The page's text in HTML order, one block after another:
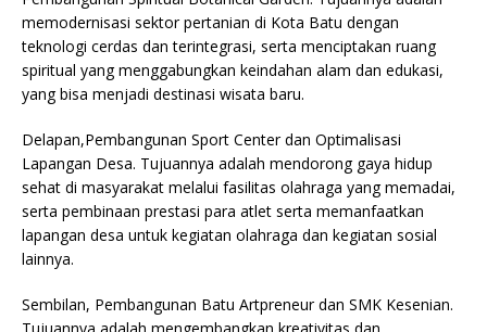
memodernisasi sektor pertanian di Kota Batu dengan
teknologi cerdas dan terintegrasi, serta menciptakan ruang
spiritual yang menggabungkan keindahan alam dan edukasi,
yang bisa menjadi destinasi wisata baru.
Delapan,Pembangunan Sport Center dan Optimalisasi
Lapangan Desa. Tujuannya adalah mendorong gaya hidup
sehat di masyarakat melalui fasilitas olahraga yang memadai,
serta pembinaan prestasi para atlet serta memanfaatkan
lapangan desa untuk kegiatan olahraga dan kegiatan sosial
lainnya.
Sembilan, Pembangunan Batu Artpreneur dan SMK Kesenian.